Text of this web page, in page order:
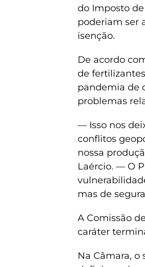
do Imposto
poderiam ser
isenção.
De acordo
de
pandemia de
problemas
— Isso nos
conflitos
nossa
Laércio. — O
mas de
A Comissão
caráter
Na Câmara,